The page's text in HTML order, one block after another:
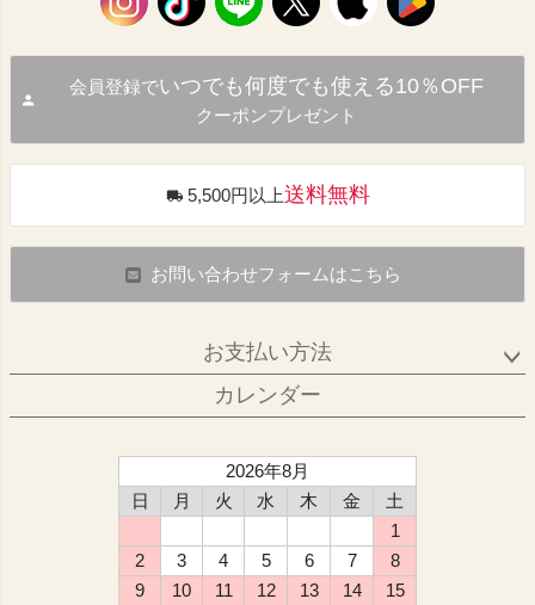
会員登録でいつでも何度でも使える10％OFF
クーポンプレゼント
5,500円以上送料無料
お問い合わせフォームはこちら
お支払い方法
カレンダー
2026年8月
日
月 火 水 木 金
土
1
2
3 4 5 6 7
8
9
10 11 12 13 14
15